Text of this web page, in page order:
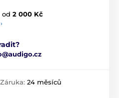
od 2 000 Kč
Záruka: 24 měsíců